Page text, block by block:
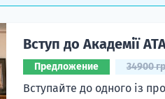
Вступ до Академії
Предложение 34900
Вступайте до одного із